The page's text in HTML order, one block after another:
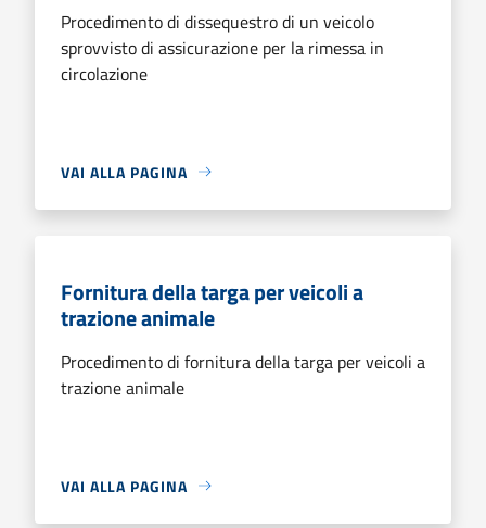
Procedimento di dissequestro di un veicolo
sprovvisto di assicurazione per la rimessa in
circolazione
VAI ALLA PAGINA
Fornitura della targa per veicoli a
trazione animale
Procedimento di fornitura della targa per veicoli a
trazione animale
VAI ALLA PAGINA